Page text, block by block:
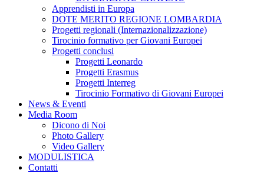
Apprendisti in Europa
DOTE MERITO REGIONE LOMBARDIA
Progetti regionali (Internazionalizzazione)
Tirocinio formativo per Giovani Europei
Progetti conclusi
Progetti Leonardo
Progetti Erasmus
Progetti Interreg
Tirocinio Formativo di Giovani Europei
News & Eventi
Media Room
Dicono di Noi
Photo Gallery
Video Gallery
MODULISTICA
Contatti